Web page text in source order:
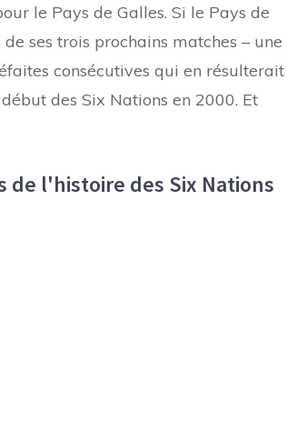
le Pays de Galles. Si le Pays de
ses trois prochains matches – une
consécutives qui en résulterait
des Six Nations en 2000. Et
de l'histoire des Six Nations